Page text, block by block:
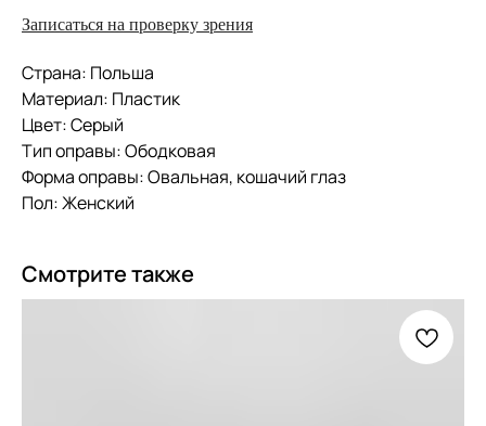
Записаться на проверку зрения
Страна: Польша
Материал: Пластик
Цвет: Серый
Тип оправы: Ободковая
Форма оправы: Овальная, кошачий глаз
Пол: Женский
Смотрите также